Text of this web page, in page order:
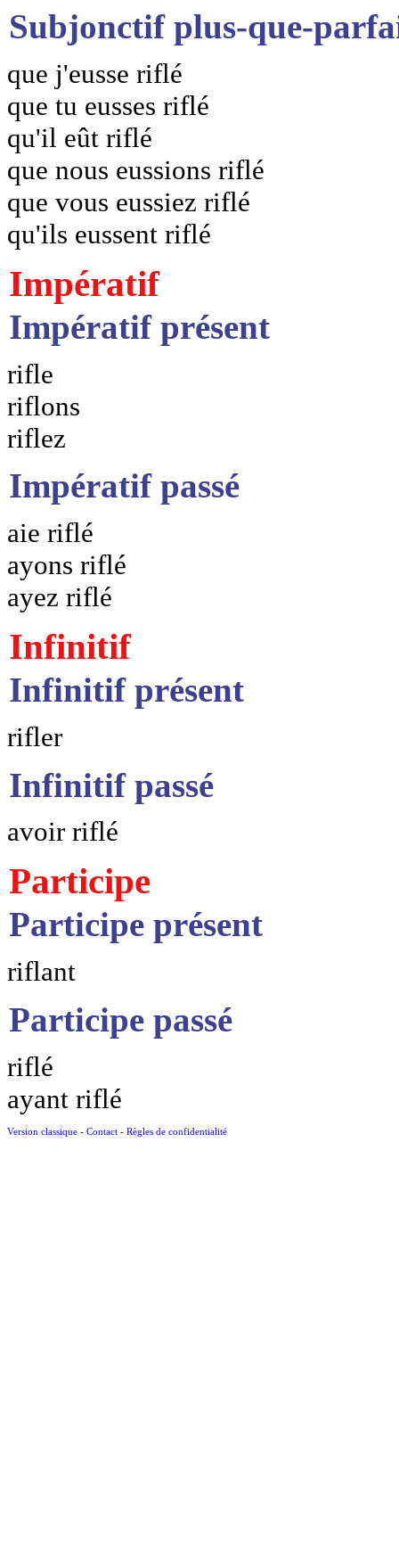
Subjonctif plus-que-
que j'eusse riflé
que tu eusses riflé
qu'il eût riflé
que nous eussions riflé
que vous eussiez riflé
qu'ils eussent riflé
Impératif
Impératif présent
rifle
riflons
riflez
Impératif passé
aie riflé
ayons riflé
ayez riflé
Infinitif
Infinitif présent
rifler
Infinitif passé
avoir riflé
Participe
Participe présent
riflant
Participe passé
riflé
ayant riflé
Version classique - Contact - Règles de confidentialité